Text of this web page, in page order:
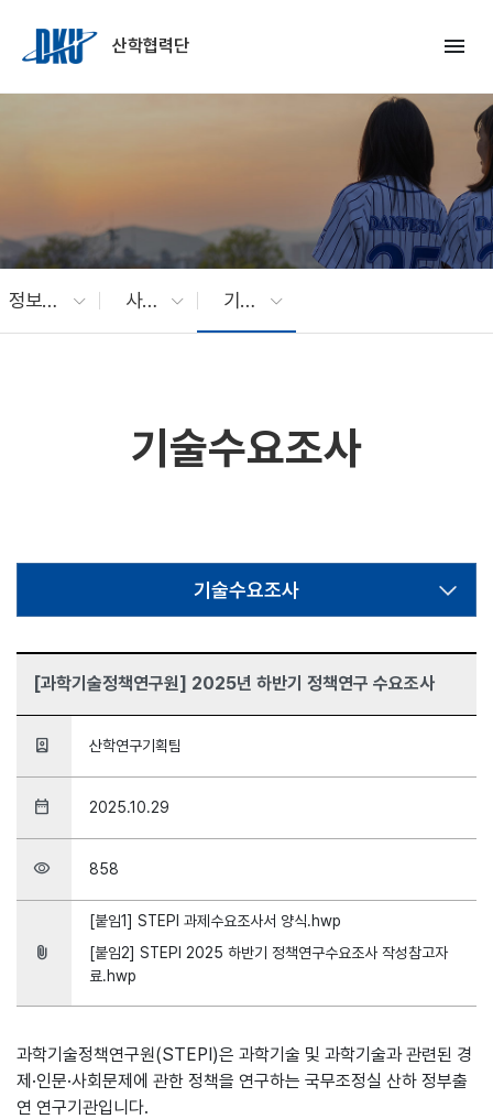
산학협력단
menu
정보광장 사업공고 기술수요조사
기술수요조사
기술수요조사
[과학기술정책연구원] 2025년 하반기 정책연구 수요조사
person_book 산학연구기획팀
date_range 2025.10.29
visibility 858
attach_file
[붙임1] STEPI 과제수요조사서 양식.hwp
[붙임2] STEPI 2025 하반기 정책연구수요조사 작성참고자
료.hwp
과학기술정책연구원(STEPI)은 과학기술 및 과학기술과 관련된 경
제·인문·사회문제에 관한 정책을 연구하는 국무조정실 산하 정부출
연 연구기관입니다.